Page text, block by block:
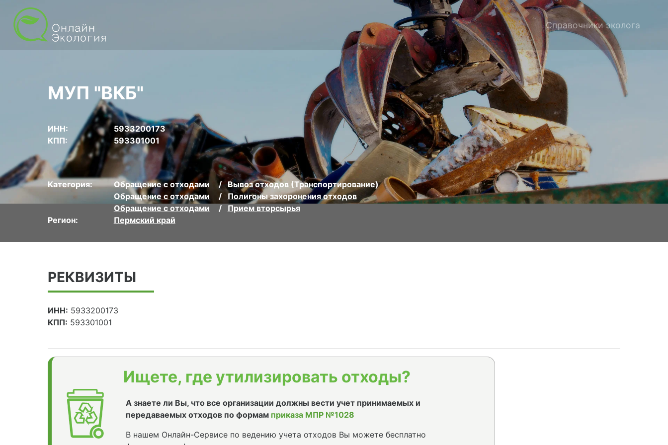
Справочники эколога
МУП "ВКБ"
ИНН:
5933200173
КПП:
593301001
Категория: Обращение с отходами
Вывоз отходов (Транспортирование)
Обращение с отходами
Полигоны захоронения отходов
Обращение с отходами
Прием вторсырья
Регион:
Пермский край
РЕКВИЗИТЫ
ИНН: 5933200173
КПП: 593301001
Ищете, где утилизировать отходы?
А знаете ли Вы, что все организации должны вести учет принимаемых и
передаваемых отходов по формам приказа МПР №1028
В нашем Онлайн-Сервисе по ведению учета отходов Вы можете бесплатно